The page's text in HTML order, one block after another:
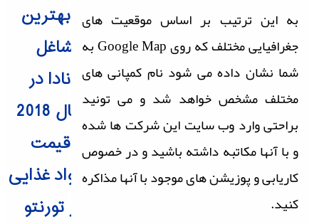
بهترین
مشاغل
کانادا در
سال 2018
قیمت
مواد غذایی
در تورنتو
به این ترتیب بر اساس موقعیت های
جغرافیایی مختلف که روی Google Map به
شما نشان داده می شود نام کمپانی های
مختلف مشخص خواهد شد و می تونید
براحتی وارد وب سایت این شرکت ها شده
و با آنها مکاتبه داشتهباشید و در خصوص
کاریابی و پوزیشن های موجود با آنها مذاکره
کنید.